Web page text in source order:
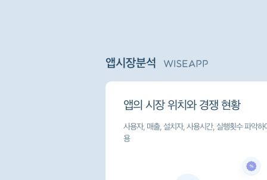
앱시장분석
앱의 시장 위치와 경쟁 현황
사용자, 매출, 설치자, 사용시간, 실행횟수 파악
용